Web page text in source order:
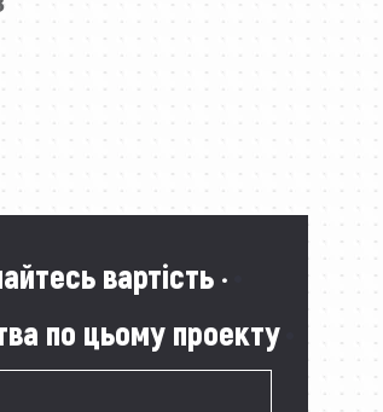
вартість ·
по цьому проекту